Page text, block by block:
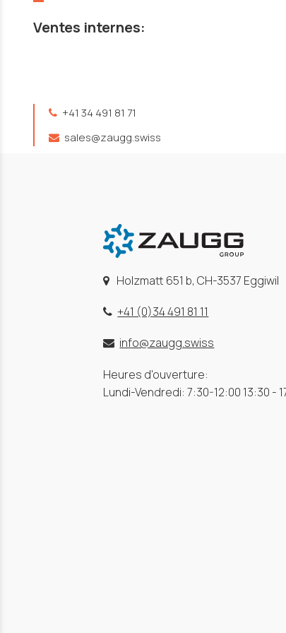
Ventes internes:
+41 34 491 81 71
sales@zaugg.swiss
Holzmatt 651 b, CH-3537 Eggiwil
+41 (0)34 491 81 11
info@zaugg.swiss
Heures d'ouverture:
Lundi-Vendredi: 7:30-12:00 13:30 -